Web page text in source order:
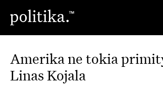
Amerika ne tokia
Linas Kojala